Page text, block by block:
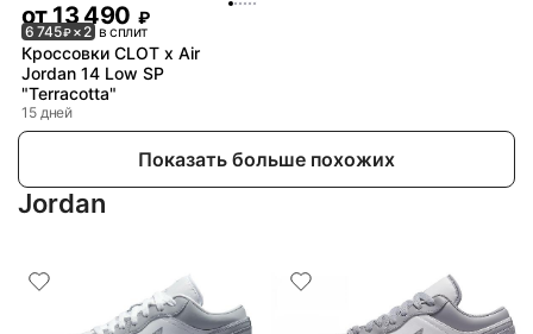
от13 490 ₽
6 745₽× 2 в сплит
Кроссовки CLOT x Air
Jordan 14 Low SP
"Terracotta"
15 дней
Показать больше похожих
Jordan